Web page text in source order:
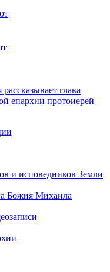
глава
епархии протоиерей